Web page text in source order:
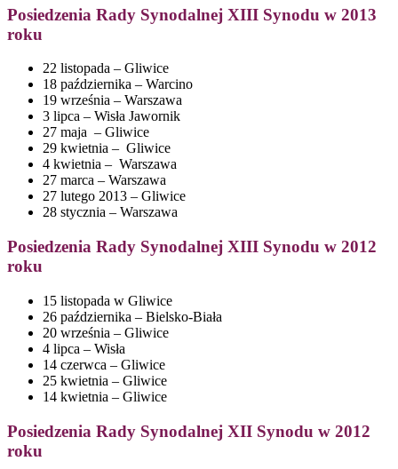
Posiedzenia Rady Synodalnej XIII Synodu w 2013
roku
22 listopada – Gliwice
18 października – Warcino
19 września – Warszawa
3 lipca – Wisła Jawornik
27 maja – Gliwice
29 kwietnia – Gliwice
4 kwietnia – Warszawa
27 marca – Warszawa
27 lutego 2013 – Gliwice
28 stycznia – Warszawa
Posiedzenia Rady Synodalnej XIII Synodu w 2012
roku
15 listopada w Gliwice
26 października – Bielsko-Biała
20 września – Gliwice
4 lipca – Wisła
14 czerwca – Gliwice
25 kwietnia – Gliwice
14 kwietnia – Gliwice
Posiedzenia Rady Synodalnej XII Synodu w 2012
roku